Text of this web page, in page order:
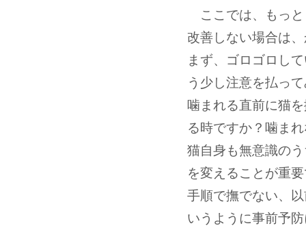
ここでは、もっと
改善しない場合は
まず、ゴロゴロし
う少し注意を払っ
噛まれる直前に猫
る時ですか？噛ま
猫自身も無意識の
を変えることが重
手順で撫でない、
いうように事前予